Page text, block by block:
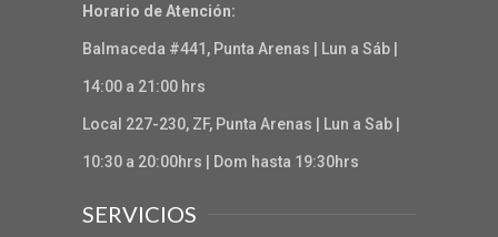
Horario de Atención:
Balmaceda #441, Punta Arenas | Lun a Sáb |
14:00 a 21:00 hrs
Local 227-230, ZF, Punta Arenas | Lun a Sab |
10:30 a 20:00hrs | Dom hasta 19:30hrs
SERVICIOS